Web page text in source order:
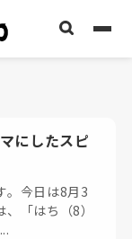
にしたスピ
。今日は8月3
「はち（8）